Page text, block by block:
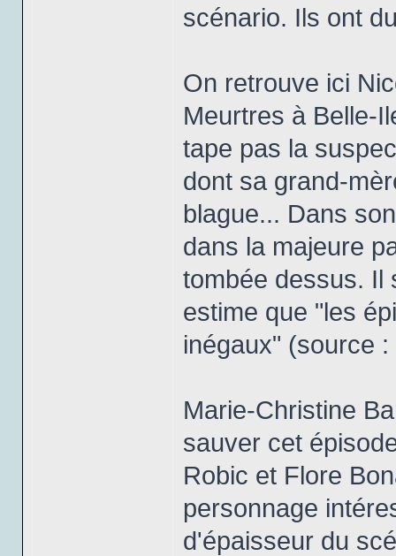
scénario. Ils ont
On retrouve ici
Meurtres à Belle-
tape pas la
dont sa grand-
blague... Dans
dans la majeure
tombée dessus. Il
estime que "les
inégaux" (source
Marie-Christine
sauver cet
Robic et Flore
personnage
d'épaisseur du